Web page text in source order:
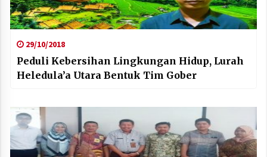
29/10/2018
Peduli Kebersihan Lingkungan Hidup, Lurah
Heledula’a Utara Bentuk Tim Gober